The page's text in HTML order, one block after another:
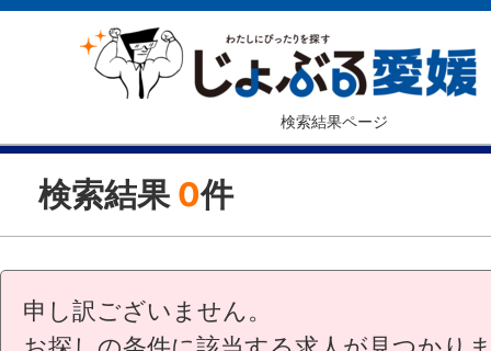
検索結果ページ
検索結果 0件
申し訳ございません。